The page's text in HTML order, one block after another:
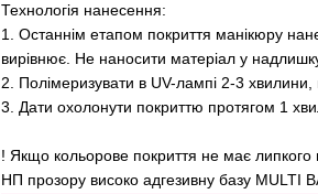
Технологія нанесення:
1. Останнім етапом покриття манікюру
вирівнює. Не наносити матеріал у
2. Полімеризувати в UV-лампі 2-3
3. Дати охолонути покриттю протягом 1
! Якщо кольорове покриття не має
НП прозору високо адгезивну базу MULTI